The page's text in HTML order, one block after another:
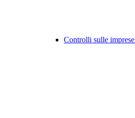
Controlli sulle imprese